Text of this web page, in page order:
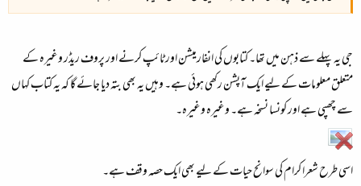
جی یہ پہلے سے ذہن میں تھا۔ کتابوں کی انفارمیشن اور ٹائپ کرنے اور پروف ریڈر وغیرہ کے
متعلق معلومات کے لیے ایک آپشن رکھی ہوئی ہے۔ وہیں یہ بھی بتہ دیا جائے گا کہ یہ کتاب کہاں
سے چھپی ہے اور کونسا نسخہ ہے۔ وغیرہ وغیرہ۔
اسی طرح شعرا کرام کی سوانح حیات کے لیے بھی ایک حصہ وقف ہے۔